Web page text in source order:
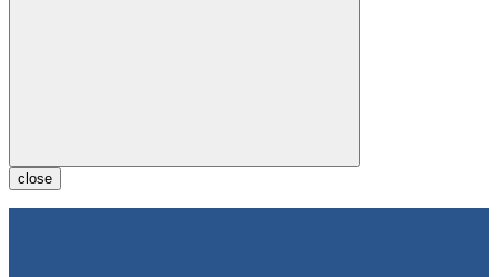
close